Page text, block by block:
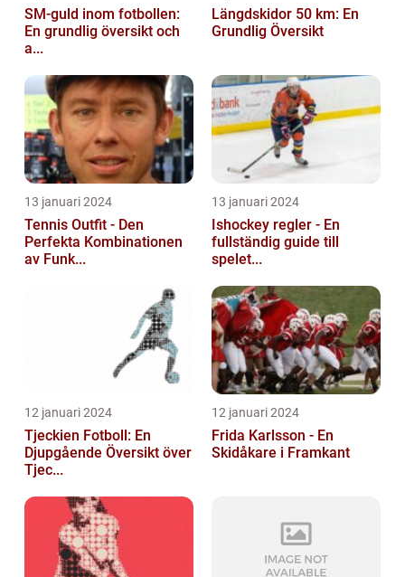
SM-guld inom fotbollen:
En grundlig översikt och
a...
Längdskidor 50 km: En
Grundlig Översikt
13 januari 2024
Tennis Outfit - Den
Perfekta Kombinationen
av Funk...
13 januari 2024
Ishockey regler - En
fullständig guide till
spelet...
12 januari 2024
Tjeckien Fotboll: En
Djupgående Översikt över
Tjec...
12 januari 2024
Frida Karlsson - En
Skidåkare i Framkant